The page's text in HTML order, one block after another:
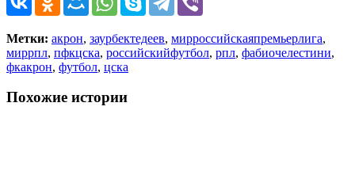
Метки: акрон, заурбектедеев, мирроссийскаяпремьерлига,
миррпл, пфкцска, российскийфутбол, рпл, фабиочелестини,
фкакрон, футбол, цска
Похожие истории